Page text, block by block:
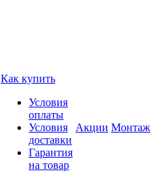
Как купить
Условия
оплаты
Условия
доставки
Гарантия
на товар
Акции Монтаж